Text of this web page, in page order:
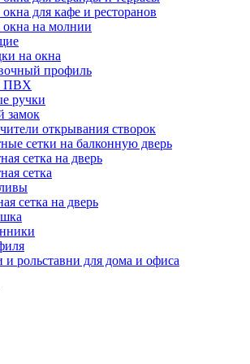
для кафе и ресторанов
на молнии
на окна
профиль
ПВХ
ручки
замок
открывания створок
сетки на балконную дверь
сетка на дверь
сетка
сетка на дверь
рольставни для дома и офиса